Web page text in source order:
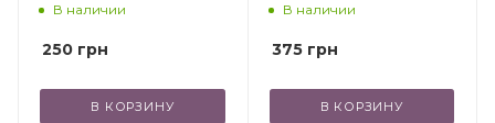
В наличии
250 грн
В КОРЗИНУ
В наличии
375грн
В КОРЗИНУ